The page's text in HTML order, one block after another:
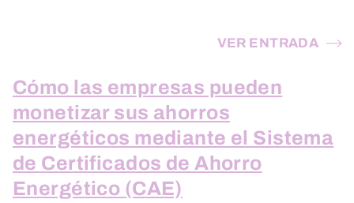
VER ENTRADA
Cómo las empresas pueden
monetizar sus ahorros
energéticos mediante el Sistema
de Certificados de Ahorro
Energético (CAE)